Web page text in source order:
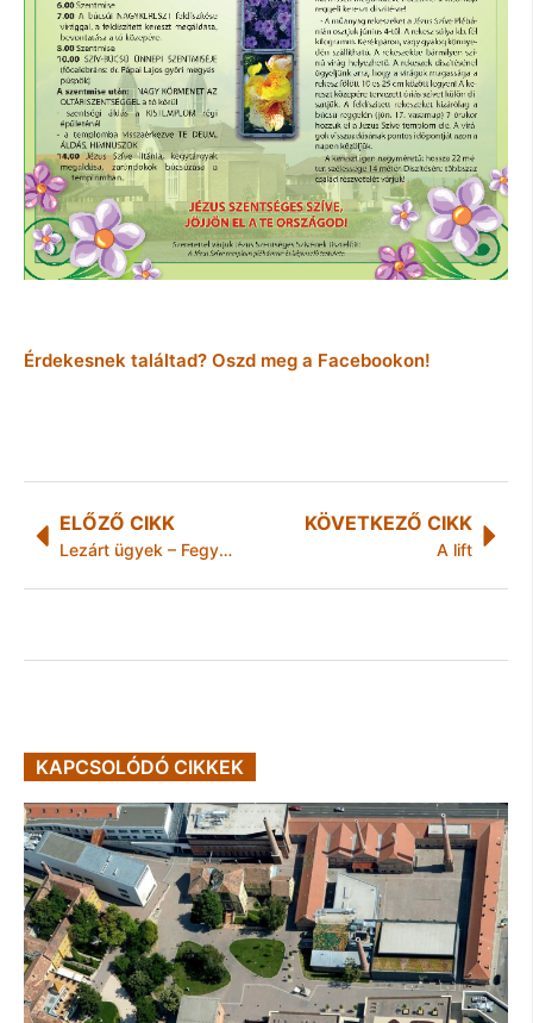
Érdekesnek találtad? Oszd meg a Facebookon!
ELŐZŐ CIKK
Lezárt ügyek – Fegyveres rablás Miskolcon
KÖVETKEZŐ CIKK
A lift
KAPCSOLÓDÓ CIKKEK